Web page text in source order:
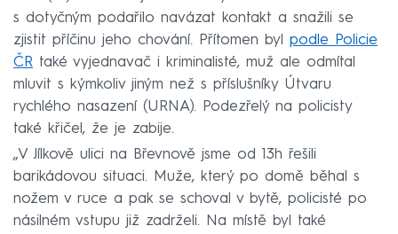
s dotyčným podařilo navázat kontakt a snažili se
zjistit příčinu jeho chování. Přítomen byl podle Policie
ČR také vyjednavač i kriminalisté, muž ale odmítal
mluvit s kýmkoliv jiným než s příslušníky Útvaru
rychlého nasazení (URNA). Podezřelý na policisty
také křičel, že je zabije.
„V Jílkově ulici na Břevnově jsme od 13h řešili
barikádovou situaci. Muže, který po domě běhal s
nožem v ruce a pak se schoval v bytě, policisté po
násilném vstupu již zadrželi. Na místě byl také